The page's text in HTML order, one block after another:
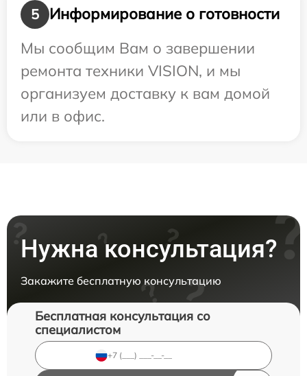
5
Информирование о готовности
Мы сообщим Вам о завершении
ремонта техники VISION, и мы
организуем доставку к вам домой
или в офис.
Нужна консультация?
Закажите бесплатную консультацию
Бесплатная консультация со
специалистом